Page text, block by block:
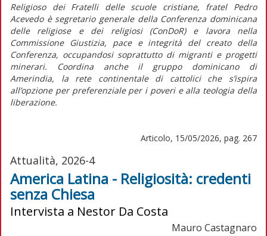
Religioso dei Fratelli delle scuole cristiane, fratel Pedro
Acevedo è segretario generale della Conferenza dominicana
delle religiose e dei religiosi (ConDoR) e lavora nella
Commissione Giustizia, pace e integrità del creato della
Conferenza, occupandosi soprattutto di migranti e progetti
minerari. Coordina anche il gruppo dominicano di
Amerindia, la rete continentale di cattolici che s’ispira
all’opzione per preferenziale per i poveri e alla teologia della
liberazione.
Articolo, 15/05/2026, pag. 267
Attualità, 2026-4
America Latina - Religiosità: credenti
senza Chiesa
Intervista a Nestor Da Costa
Mauro Castagnaro